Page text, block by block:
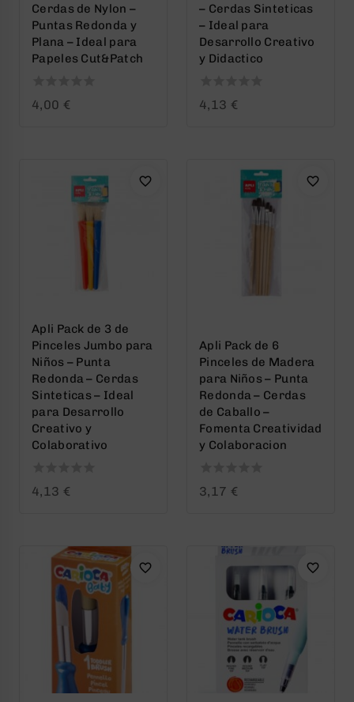
Cerdas de Nylon –
Puntas Redonda y
Plana – Ideal para
Papeles Cut&Patch
0
4,00 €
– Cerdas Sinteticas
– Ideal para
Desarrollo Creativo
y Didactico
0
4,13 €
Apli Pack de 3 de
Pinceles Jumbo para
Niños – Punta
Redonda – Cerdas
Sinteticas – Ideal
para Desarrollo
Creativo y
Colaborativo
0
4,13 €
Apli Pack de 6
Pinceles de Madera
para Niños – Punta
Redonda – Cerdas
de Caballo –
Fomenta Creatividad
y Colaboracion
0
3,17 €